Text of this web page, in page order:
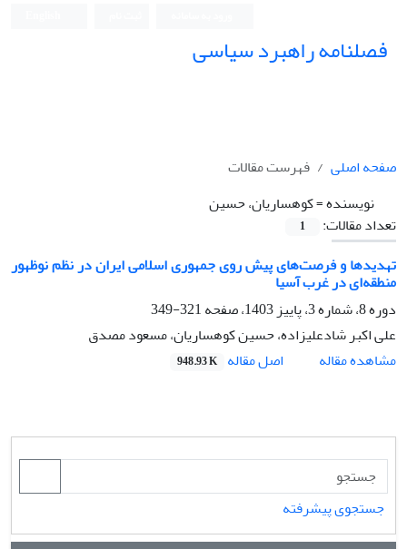
فصلنامه راهبرد سیاسی
صفحه اصلی
فهرست مقالات
نویسنده =کوهساریان، حسین
تعداد مقالات:
1
تهدیدها و فرصت‌های پیش روی جمهوری اسلامی ایران در نظم نوظهور
منطقه‌ای در غرب آسیا
دوره 8، شماره 3، پاییز 1403، صفحه
321-349
علی اکبر شادعلیزاده، حسین کوهساریان، مسعود مصدق
مشاهده مقاله
اصل مقاله 948.93 K
جستجوی پیشرفته